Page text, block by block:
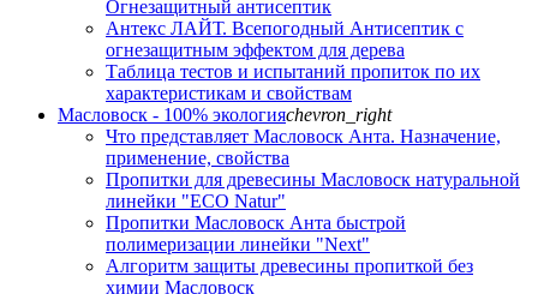
Огнезащитный антисептик
Антекс ЛАЙТ. Всепогодный Антисептик с
огнезащитным эффектом для дерева
Таблица тестов и испытаний пропиток по их
характеристикам и свойствам
Масловоск - 100% экологияchevron_right
Что представляет Масловоск Анта. Назначение,
применение, свойства
Пропитки для древесины Масловоск натуральной
линейки "ECO Natur"
Пропитки Масловоск Анта быстрой
полимеризации линейки "Next"
Алгоритм защиты древесины пропиткой без
химии Масловоск